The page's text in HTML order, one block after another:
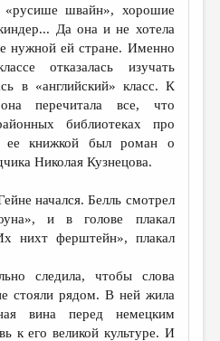
швайн», хорошие
Да она и не хотела
нужной ей стране. Именно
отказалась изучать
в «английский» класс. К
перечитала все, что
библиотеках про
ее книжкой был роман о
Николая Кузнецова.
начался. Белль смотрел
и в голове плакал
нихт ферштейн», плакал
следила, чтобы слова
стояли рядом. В ней жила
вина перед немецким
к его великой культуре. И